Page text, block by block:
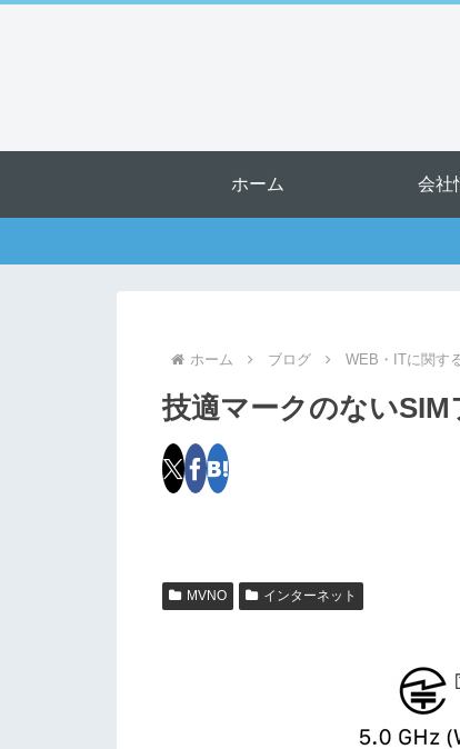
ホーム 会社
ホーム ブログ WEB・ITに関す
技適マークのない
MVNO インターネット